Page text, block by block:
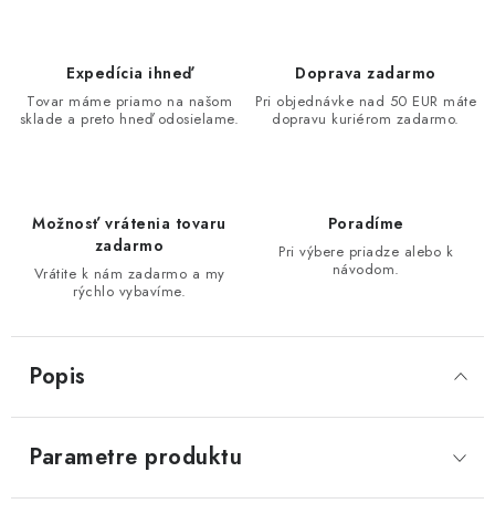
Expedícia ihneď
Tovar máme priamo na našom
sklade a preto hneď odosielame.
Doprava zadarmo
Pri objednávke nad 50 EUR máte
dopravu kuriérom zadarmo.
Možnosť vrátenia tovaru
zadarmo
Vrátite k nám zadarmo a my
rýchlo vybavíme.
Poradíme
Pri výbere priadze alebo k
návodom.
Popis
Parametre produktu